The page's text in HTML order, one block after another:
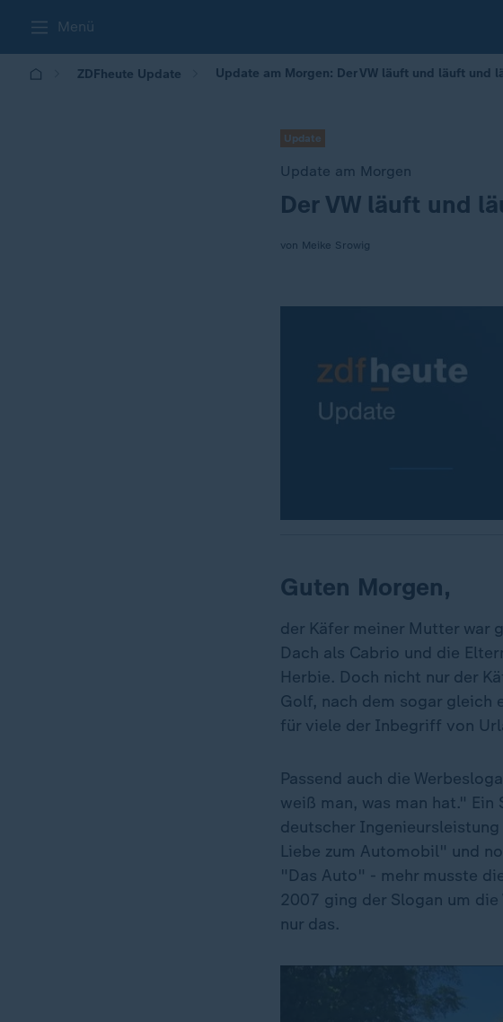
Menü
ZDFheute Update Update am Morgen: Der VW läuft und läuft und
Update
Update am Morgen
:Der VW läuft und
von Meike Srowig
Guten Morgen,
der Käfer meiner Mutter war
Dach als Cabrio und die
Herbie. Doch nicht nur der
Golf, nach dem sogar gleich
für viele der Inbegriff von
Passend auch die
weiß man, was man hat."
deutscher
Liebe zum Automobil" und
"Das Auto" - mehr musste
2007 ging der Slogan um
nur das.